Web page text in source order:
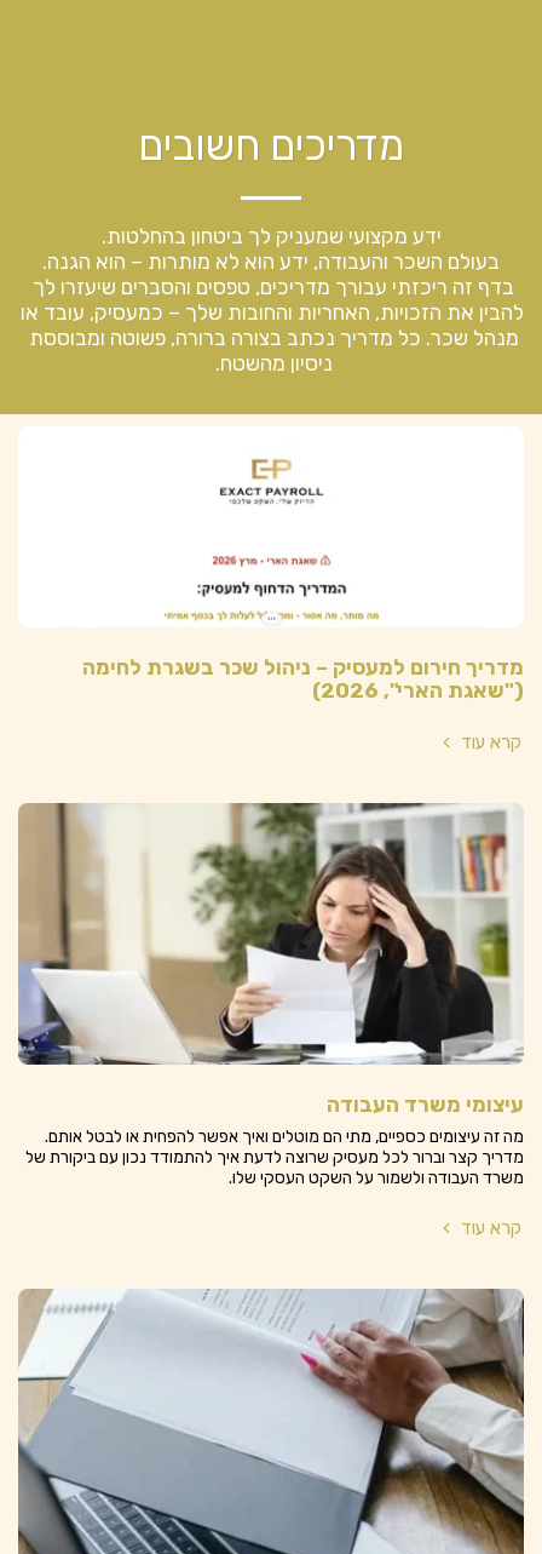
מדריכים חשובים
ניסיון מהשטח.
מדריך חירום למעסיק – ניהול שכר בשגרת לחימה
("שאגת הארי", 2026)
קרא עוד
עיצומי משרד העבודה
מה זה עיצומים כספיים, מתי הם מוטלים ואיך אפשר להפחית או לבטל אותם.
מדריך קצר וברור לכל מעסיק שרוצה לדעת איך להתמודד נכון עם ביקורת של
משרד העבודה ולשמור על השקט העסקי שלו.
קרא עוד